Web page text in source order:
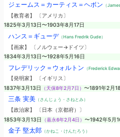
ジェームス＝カーティス＝ヘボン （
【教育者】 〔アメリカ〕
1825年3月13日〜1903年8月17日
ハンス＝ギューデ（Hans Fredrik Gude）
【画家】 〔ノルウェー→ドイツ〕
1834年3月13日〜1928年5月16日
フレデリック＝ウォルトン （Frederick
【発明家】 〔イギリス〕
1837年3月13日
（天保8年2月7日） 〜1891年2月
三条 実美（さんじょう・さねとみ）
【政治家】 〔日本（京都府）〕
1853年3月13日
（嘉永6年2月4日） 〜1942年5月
金子 堅太郎（かねこ・けんたろう）